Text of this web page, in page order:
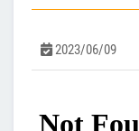
2023/06/09